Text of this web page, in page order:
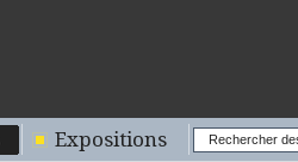
Expositions